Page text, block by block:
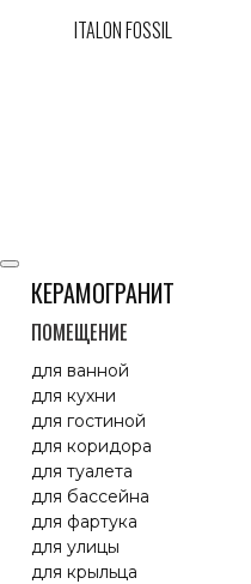
ITALON FOSSIL
КЕРАМОГРАНИТ
ПОМЕЩЕНИЕ
для ванной
для кухни
для гостиной
для коридора
для туалета
для бассейна
для фартука
для улицы
для крыльца